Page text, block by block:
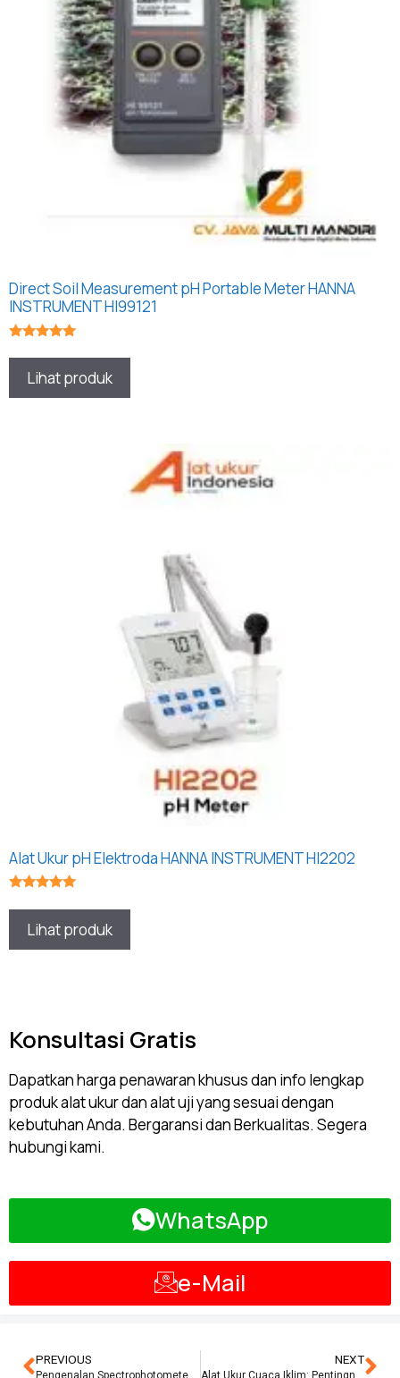
Direct Soil Measurement pH Portable Meter HANNA
INSTRUMENT HI99121
Lihat produk
Alat Ukur pH Elektroda HANNA INSTRUMENT HI2202
Lihat produk
Konsultasi Gratis
Dapatkan harga penawaran khusus dan info lengkap
produk alat ukur dan alat uji yang sesuai dengan
kebutuhan Anda. Bergaransi dan Berkualitas. Segera
hubungi kami.
WhatsApp
e-Mail
PREVIOUS NEXT